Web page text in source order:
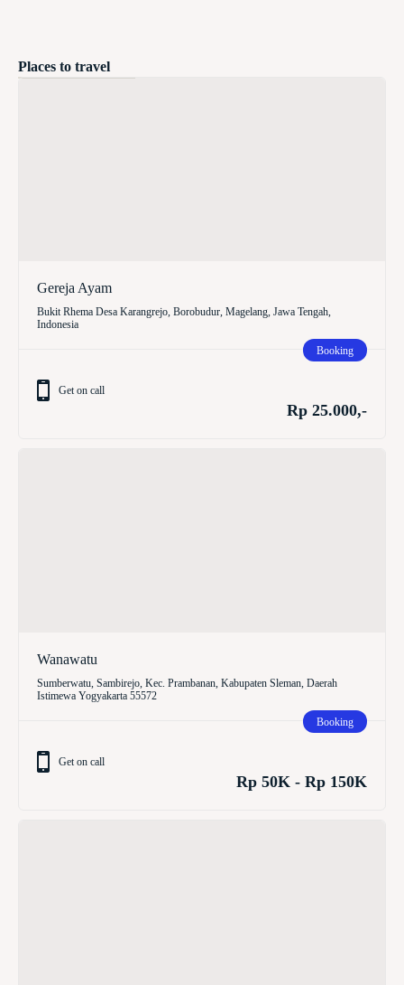
Places to travel
Gereja Ayam
Bukit Rhema Desa Karangrejo, Borobudur, Magelang, Jawa Tengah,
Indonesia
Booking
Get on call
Rp 25.000,-
Wanawatu
Sumberwatu, Sambirejo, Kec. Prambanan, Kabupaten Sleman, Daerah
Istimewa Yogyakarta 55572
Booking
Get on call
Rp 50K - Rp 150K